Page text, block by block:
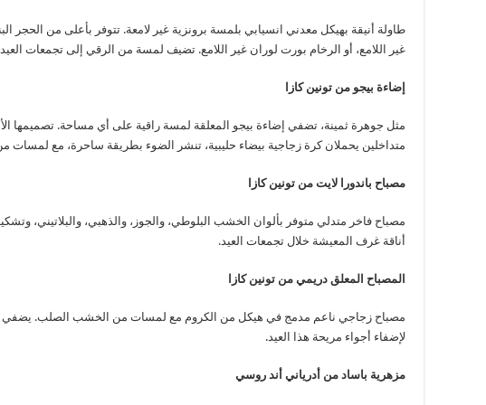
طاولة أنيقة بهيكل معدني انسيابي بلمسة برونزية غير لامعة. تتوفر بأعلى من الحجر
غير اللامع، أو الرخام بورت لوران غير اللامع. تضيف لمسة من الرقي إلى تجمعات
إضاءة بيجو من تونين كازا
مثل جوهرة ثمينة، تضفي إضاءة بيجو المعلقة لمسة راقية على أي مساحة. تصميمها
متداخلين يحملان كرة زجاجية بيضاء حليبية، تنشر الضوء بطريقة ساحرة، مع لمسات
مصباح باندورا لايت من تونين كازا
مصباح فاخر متدلي متوفر بألوان الخشب البلوطي، والجوز، والذهبي، والبلاتيني،
أناقة غرف المعيشة خلال تجمعات العيد.
المصباح المعلق دريمي من تونين كازا
مصباح زجاجي ناعم مدمج في هيكل من الكروم مع لمسات من الخشب الصلب. يضفي
لإضفاء أجواء مريحة هذا العيد.
مزهرية باساد من أدرياني أند روسي